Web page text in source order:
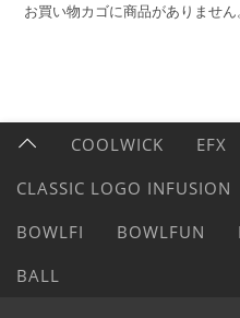
お買い物カゴに商品がありませ
COOLWICK EFX
CLASSIC LOGO INFUSION
BOWLFI
BOWLFUN
BALL